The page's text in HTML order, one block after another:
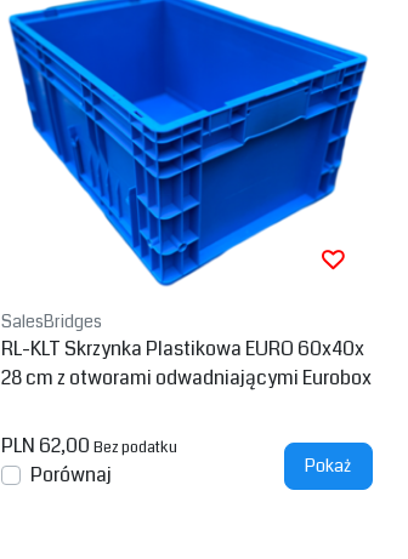
SalesBridges
RL-KLT Skrzynka Plastikowa EURO 60x40x
28 cm z otworami odwadniającymi Eurobox
PLN 62,00 Bez podatku
Porównaj Pokaż